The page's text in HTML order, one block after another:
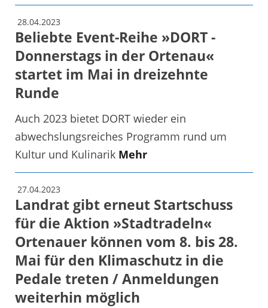
28.04.2023
Beliebte Event-Reihe »DORT -
Donnerstags in der Ortenau«
startet im Mai in dreizehnte
Runde
Auch 2023 bietet DORT wieder ein
abwechslungsreiches Programm rund um
Kultur und Kulinarik Mehr
27.04.2023
Landrat gibt erneut Startschuss
für die Aktion »Stadtradeln«
Ortenauer können vom 8. bis 28.
Mai für den Klimaschutz in die
Pedale treten / Anmeldungen
weiterhin möglich